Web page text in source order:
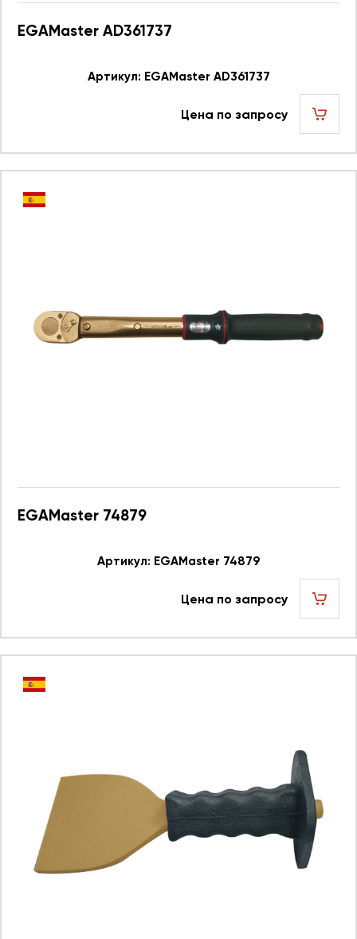
EGAMaster AD361737
Артикул: EGAMaster AD361737
Цена по запросу
EGAMaster 74879
Артикул: EGAMaster 74879
Цена по запросу